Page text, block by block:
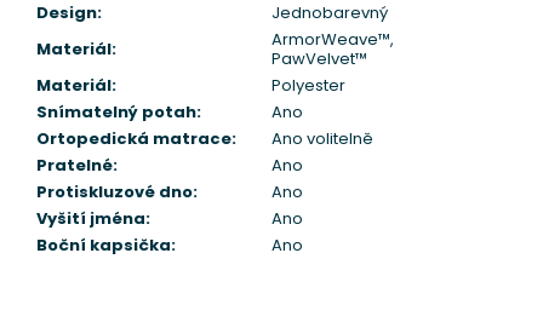
Design:
Jednobarevný
Materiál: ArmorWeave™,
PawVelvet™
Materiál:
Polyester
Snímatelný potah:
Ano
Ortopedická matrace:
Ano volitelně
Pratelné:
Ano
Protiskluzové dno:
Ano
Vyšití jména:
Ano
Boční kapsička: Ano